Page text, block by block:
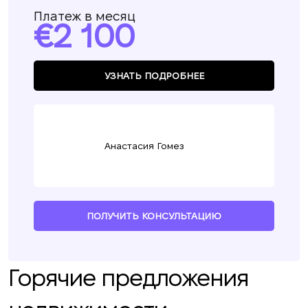
Платеж в месяц
2 100
УЗНАТЬ ПОДРОБНЕЕ
Анастасия Гомез
ПОЛУЧИТЬ КОНСУЛЬТАЦИЮ
Горячие предложения